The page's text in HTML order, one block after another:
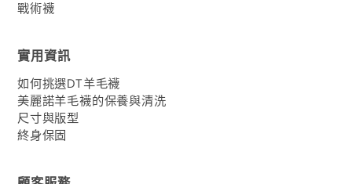
戰術襪
實用資訊
如何挑選DT羊毛襪
美麗諾羊毛襪的保養與清洗
尺寸與版型
終身保固